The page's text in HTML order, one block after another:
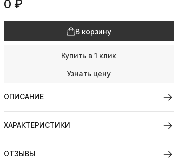
0 ₽
В корзину
Купить в 1 клик
Узнать цену
ОПИСАНИЕ
ХАРАКТЕРИСТИКИ
ОТЗЫВЫ